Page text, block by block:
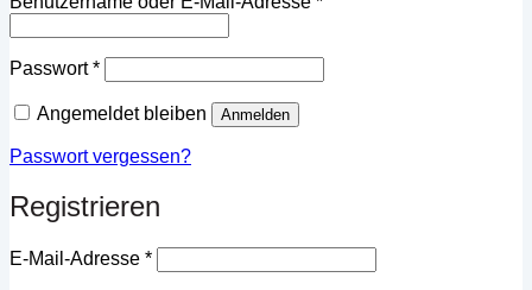
Passwort*Erforderlich
Angemeldet bleiben Anmelden
Passwort vergessen?
Registrieren
E-Mail-Adresse *Erforderlich